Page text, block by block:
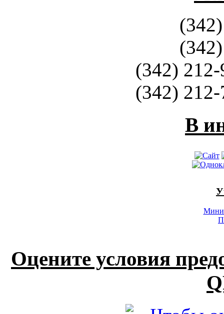
(342)
(342)
В
Оцените условия